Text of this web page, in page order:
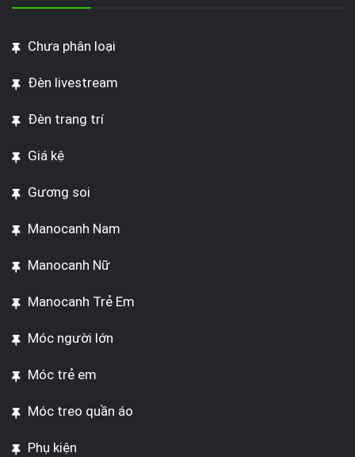
Chưa phân loại
Đèn livestream
Đèn trang trí
Giá kệ
Gương soi
Manocanh Nam
Manocanh Nữ
Manocanh Trẻ Em
Móc người lớn
Móc trẻ em
Móc treo quần áo
Phụ kiện